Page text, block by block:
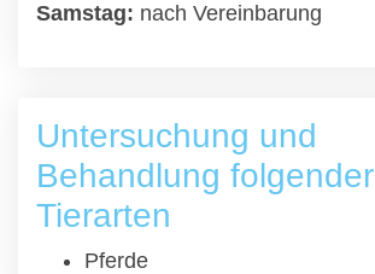
Samstag: nach Vereinbarung
Untersuchung und
Behandlung folgender
Tierarten
Pferde